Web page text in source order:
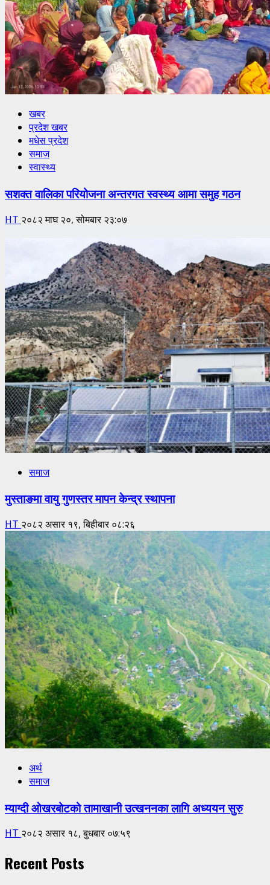
खबर
प्रदेश खबर
मधेस प्रदेश
समाज
स्वास्थ्य
सशक्त वालिका परियोजना अन्तरगत स्वस्थ्य आमा समुह गठन
HT २०८२ माघ २०, सोमबार २३:०७
समाज
मुस्ताङमा वायु गुणस्तर मापन केन्द्र स्थापना
HT २०८२ असार १९, बिहीबार ०८:२६
अर्थ
समाज
म्याग्दी ओखरबोटको तामाखानी उत्खननका लागि अध्ययन सुरु
HT २०८२ असार १८, बुधबार ०७:५९
Recent Posts